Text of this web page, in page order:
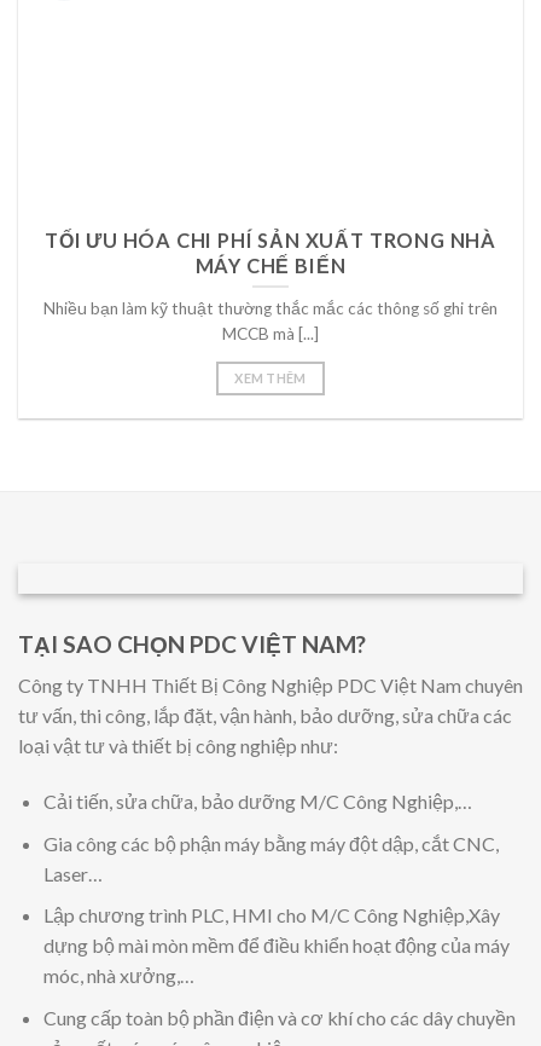
TỐI ƯU HÓA CHI PHÍ SẢN XUẤT TRONG NHÀ
MÁY CHẾ BIẾN
Nhiều bạn làm kỹ thuật thường thắc mắc các thông số ghi trên
MCCB mà [...]
XEM THÊM
TẠI SAO CHỌN PDC VIỆT NAM?
Công ty TNHH Thiết Bị Công Nghiệp PDC Việt Nam chuyên
tư vấn, thi công, lắp đặt, vận hành, bảo dưỡng, sửa chữa các
loại vật tư và thiết bị công nghiệp như:
Cải tiến, sửa chữa, bảo dưỡng M/C Công Nghiệp,…
Gia công các bộ phận máy bằng máy đột dập, cắt CNC,
Laser…
Lập chương trình PLC, HMI cho M/C Công Nghiệp,Xây
dựng bộ mài mòn mềm để điều khiển hoạt động của máy
móc, nhà xưởng,…
Cung cấp toàn bộ phần điện và cơ khí cho các dây chuyền